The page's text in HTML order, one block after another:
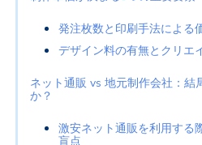
発注枚数と印刷手法による
デザイン料の有無とクリエ
ネット通販 vs 地元制作会社：結
か？
激安ネット通販を利用する
盲点